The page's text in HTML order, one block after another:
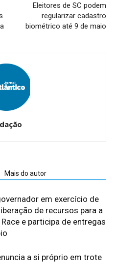
Eleitores de SC podem
regularizar cadastro
biométrico até 9 de maio
Mais do autor
em exercício de
de recursos para a
e participa de entregas
a si próprio em trote